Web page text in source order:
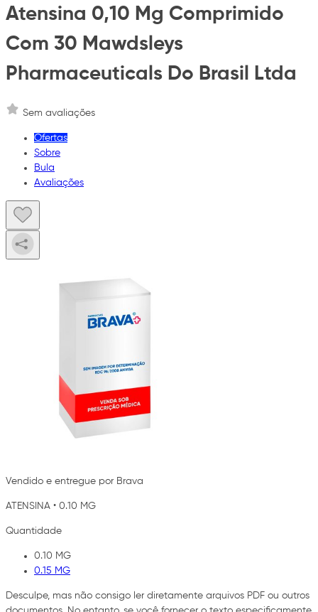
Atensina 0,10 Mg Comprimido
Com 30 Mawdsleys
Pharmaceuticals Do Brasil Ltda
Sem avaliações
Ofertas
Sobre
Bula
Avaliações
Vendido e entregue por Brava
ATENSINA • 0.10 MG
Quantidade
0.10 MG
0.15 MG
Desculpe, mas não consigo ler diretamente arquivos PDF ou outros